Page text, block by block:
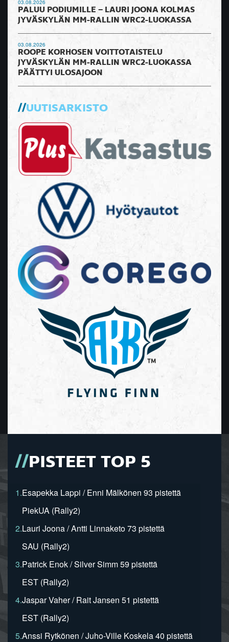
03.08.2026
PALUU PODIUMILLE – LAURI JOONA KOLMAS
JYVÄSKYLÄN MM-RALLIN WRC2-LUOKASSA
03.08.2026
ROOPE KORHOSEN VOITTOTAISTELU
JYVÄSKYLÄN MM-RALLIN WRC2-LUOKASSA
PÄÄTTYI ULOSAJOON
UUTISARKISTO
PISTEET TOP 5
1.Esapekka Lappi / Enni Mälkönen 93 pistettä
PiekUA (Rally2)
2.Lauri Joona / Antti Linnaketo 73 pistettä
SAU (Rally2)
3.Patrick Enok / Silver Simm 59 pistettä
EST (Rally2)
4.Jaspar Vaher / Rait Jansen 51 pistettä
EST (Rally2)
5.Anssi Rytkönen / Juho-Ville Koskela 40 pistettä